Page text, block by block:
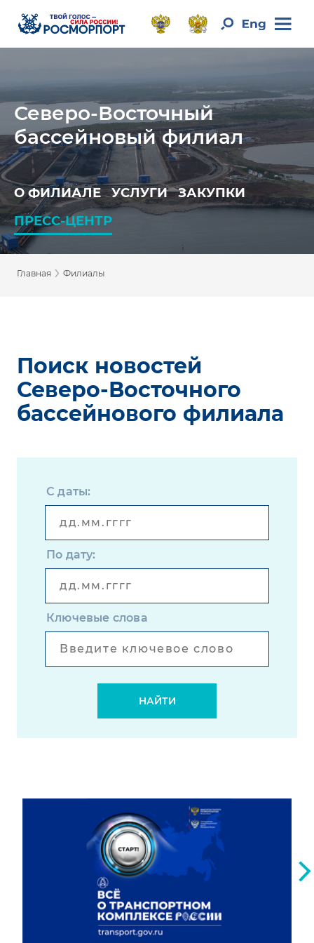
Северо-Восточный
бассейновый филиал
О ФИЛИАЛЕ УСЛУГИ
ЗАКУПКИ
ПРЕСС-ЦЕНТР
Главная › Филиалы
Поиск новостей
Северо-Восточного
бассейнового филиала
С даты:
По дату:
Ключевые слова